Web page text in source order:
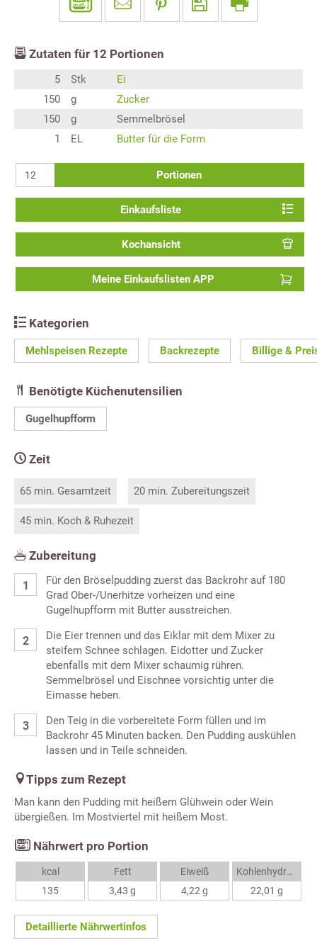
Zutaten für 12 Portionen
5 Stk
Ei
150
g
Zucker
150
g
Semmelbrösel
1
EL Butter für die Form
Portionen
Einkaufsliste
Kochansicht
Meine Einkaufslisten APP
Kategorien
Mehlspeisen Rezepte Backrezepte Billige &
Benötigte Küchenutensilien
Gugelhupfform
Zeit
65 min. Gesamtzeit 20 min. Zubereitungszeit
45 min. Koch & Ruhezeit
Zubereitung
Für den Bröselpudding zuerst das Backrohr auf 180
Grad Ober-/Unerhitze vorheizen und eine
Gugelhupfform mit Butter ausstreichen.
Die Eier trennen und das Eiklar mit dem Mixer zu
steifem Schnee schlagen. Eidotter und Zucker
ebenfalls mit dem Mixer schaumig rühren.
Semmelbrösel und Eischnee vorsichtig unter die
Eimasse heben.
Den Teig in die vorbereitete Form füllen und im
Backrohr 45 Minuten backen. Den Pudding auskühlen
lassen und in Teile schneiden.
Tipps zum Rezept
Man kann den Pudding mit heißem Glühwein oder Wein
übergießen. Im Mostviertel mit heißem Most.
Nährwert pro Portion
kcal
135
Fett
3,43 g
Eiweiß
4,22 g
Kohlenhydrate
22,01 g
Detaillierte Nährwertinfos